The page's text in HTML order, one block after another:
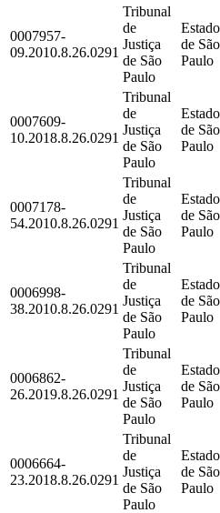
0007957-
09.2010.8.26.0291
Tribunal
de
Justiça
de São
Paulo
Estado
de São
Paulo
0007609-
10.2018.8.26.0291
Tribunal
de
Justiça
de São
Paulo
Estado
de São
Paulo
0007178-
54.2010.8.26.0291
Tribunal
de
Justiça
de São
Paulo
Estado
de São
Paulo
0006998-
38.2010.8.26.0291
Tribunal
de
Justiça
de São
Paulo
Estado
de São
Paulo
0006862-
26.2019.8.26.0291
Tribunal
de
Justiça
de São
Paulo
Estado
de São
Paulo
0006664-
23.2018.8.26.0291
Tribunal
de
Justiça
de São
Paulo
Estado
de São
Paulo